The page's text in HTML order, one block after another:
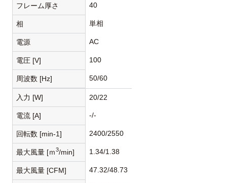
フレーム厚さ 40
相 単相
電源 AC
電圧 [V] 100
周波数 [Hz] 50/60
入力 [W] 20/22
電流 [A] -/-
回転数 [min-1] 2400/2550
最大風量 [ｍ3/min] 1.34/1.38
最大風量 [CFM] 47.32/48.73